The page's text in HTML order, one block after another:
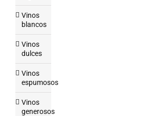
Vinos
blancos
Vinos
dulces
Vinos
espumosos
Vinos
generosos